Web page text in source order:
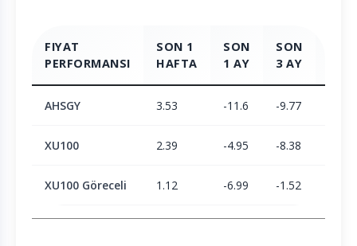
FIYAT
PERFORMANSI
SON 1
HAFTA
SON
1 AY
SON
3 AY
AHSGY 3.53 -11.6 -9.77
XU100 2.39 -4.95 -8.38
XU100 Göreceli 1.12 -6.99 -1.52